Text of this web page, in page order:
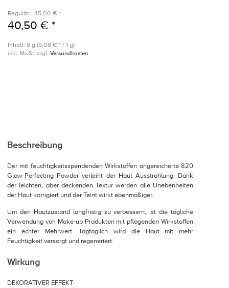
Regulär: 45,00 € *
40,50 € *
Inhalt: 8 g (5,06 € * / 1 g)
inkl. MwSt. zzgl. Versandkosten
Beschreibung
Der mit feuchtigkeitsspendenden Wirkstoffen angereicherte 820
Glow-Perfecting Powder verleiht der Haut Ausstrahlung. Dank
der leichten, aber deckenden Textur werden alle Unebenheiten
der Haut korrigiert und der Teint wirkt ebenmäßiger.
Um den Hautzustand langfristig zu verbessern, ist die tägliche
Verwendung von Make-up-Produkten mit pflegenden Wirkstoffen
ein echter Mehrwert. Tagtäglich wird die Haut mit mehr
Feuchtigkeit versorgt und regeneriert.
Wirkung
DEKORATIVER EFFEKT